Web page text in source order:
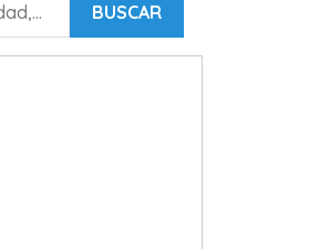
BUSCAR